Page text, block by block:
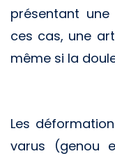
présentant
ces cas, une
même si la
Les
varus (genou